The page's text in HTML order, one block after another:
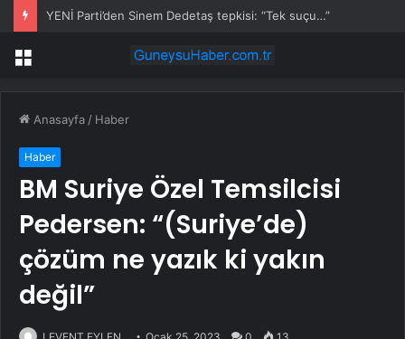
YENİ Parti’den Sinem Dedetaş tepkisi: “Tek suçu…”
Menü
Anasayfa / Haber
Haber
BM Suriye Özel Temsilcisi
Pedersen: “(Suriye’de)
çözüm ne yazık ki yakın
değil”